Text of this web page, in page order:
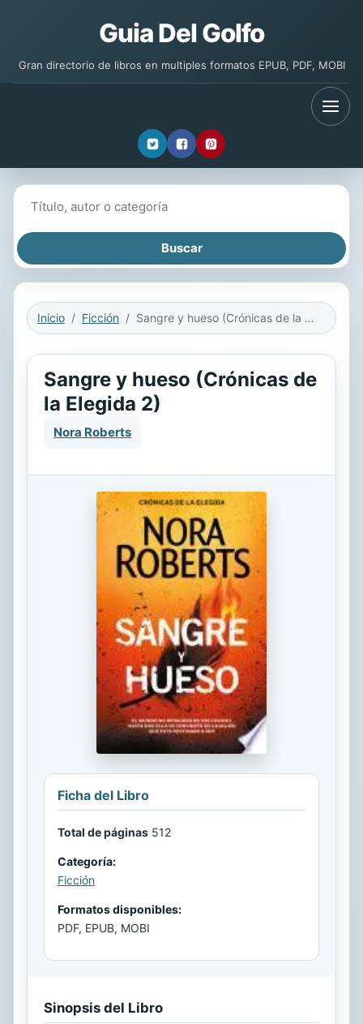
Guia Del Golfo
Gran directorio de libros en multiples formatos EPUB, PDF, MOBI
Inicio Ficción Sangre y hueso (Crónicas de la Elegida 2)
Sangre y hueso (Crónicas de
la Elegida 2)
Nora Roberts
Ficha del Libro
Total de páginas 512
Categoría:
Ficción
Formatos disponibles:
PDF, EPUB, MOBI
Sinopsis del Libro